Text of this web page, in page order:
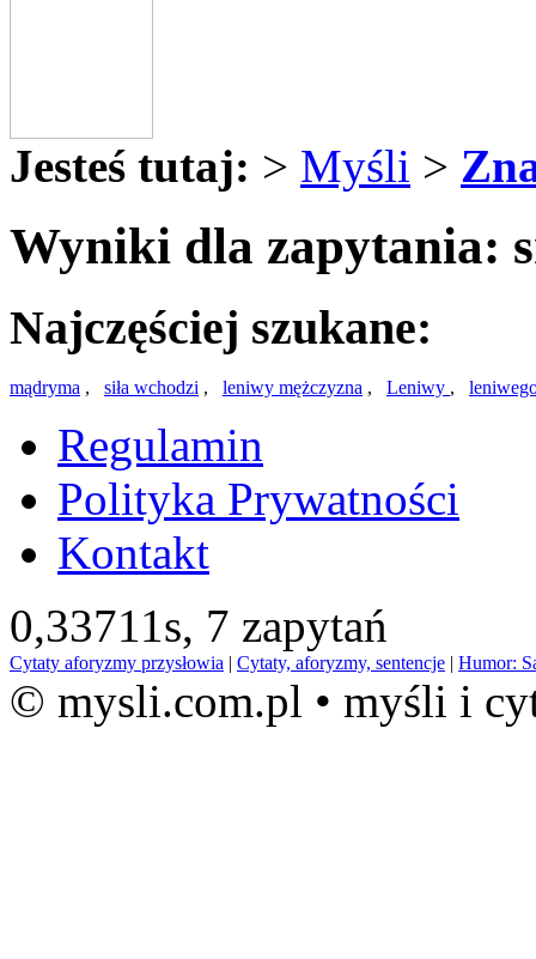
Jesteś tutaj: > Myśli >
Wyniki dla zapytania:
Najczęściej szukane:
mądryma , siła wchodzi , leniwy mężczyzna , Leniwy ,
Regulamin
Polityka Prywatności
Kontakt
0,33711s, 7 zapytań
Cytaty aforyzmy przysłowia | Cytaty, aforyzmy, sentencje | Humor:
© mysli.com.pl • myśli i